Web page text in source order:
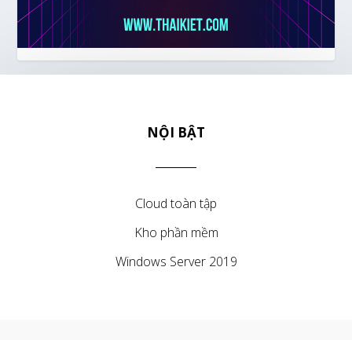
NỘI BẬT
Cloud toàn tập
Kho phần mềm
Windows Server 2019